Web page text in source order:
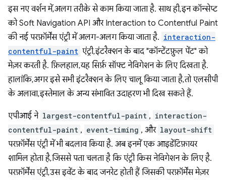
इस नए वर्शन में, अलग तरीके से काम किया जाता है. साथ ही, इन कॉन्सेप्ट
को Soft Navigation API और Interaction to Contentful Paint
की नई परफ़ॉर्मेंस एंट्री में अलग-अलग किया जाता है. interaction-
contentful-paint एंट्री, इंटरैक्शन के बाद "कॉन्टेंटफ़ुल पेंट" को
मेज़र करती है. फ़िलहाल, यह सिर्फ़ सॉफ्ट नेविगेशन के लिए दिखता है.
हालांकि, अगर इसे सभी इंटरैक्शन के लिए चालू किया जाता है, तो एलसीपी
के अलावा, इस्तेमाल के अन्य संभावित उदाहरण भी दिख सकते हैं.
एपीआई ने largest-contentful-paint , interaction-
contentful-paint , event-timing , और layout-shift
परफ़ॉर्मेंस एंट्री में भी बदलाव किया है. अब इनमें एक आइडेंटिफ़ायर
शामिल होता है, जिससे पता चलता है कि एंट्री किस नेविगेशन के लिए है.
परफ़ॉर्मेंस एंट्री, उस इवेंट के बाद जनरेट होती हैं जिसकी परफ़ॉर्मेंस मेज़र